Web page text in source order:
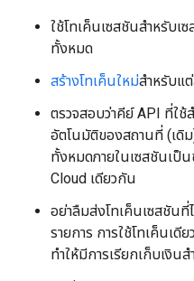
ใช้โทเค็นเซสชันสำหรับ
ทั้งหมด
สร้างโทเค็นใหม่สำหรับแ
ตรวจสอบว่าคีย์ API ที่ใช้
อัตโนมัติของสถานที่ (เดิม
ทั้งหมดภายในเซสชันเป็
Cloud เดียวกัน
อย่าลืมส่งโทเค็นเซสชันที่
รายการ การใช้โทเค็นเดี
ทำให้มีการเรียกเก็บเงิน